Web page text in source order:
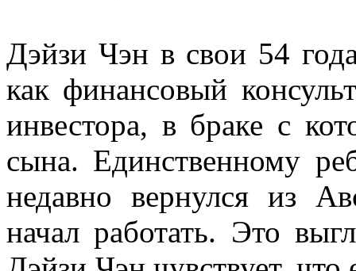
Дэйзи Чэн в свои 54
как финансовый
инвестора, в браке с
сына. Единственному
недавно вернулся из
начал работать. Это